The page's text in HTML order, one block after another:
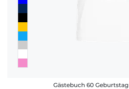
Gästebuch 60 Geburtstag